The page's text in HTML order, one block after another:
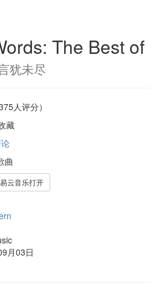
The Best of
犹未尽
人评分）
藏
曲
云音乐打开
月03日